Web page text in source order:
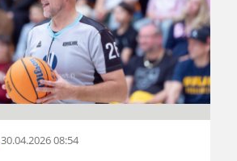
30.04.2026 08:54